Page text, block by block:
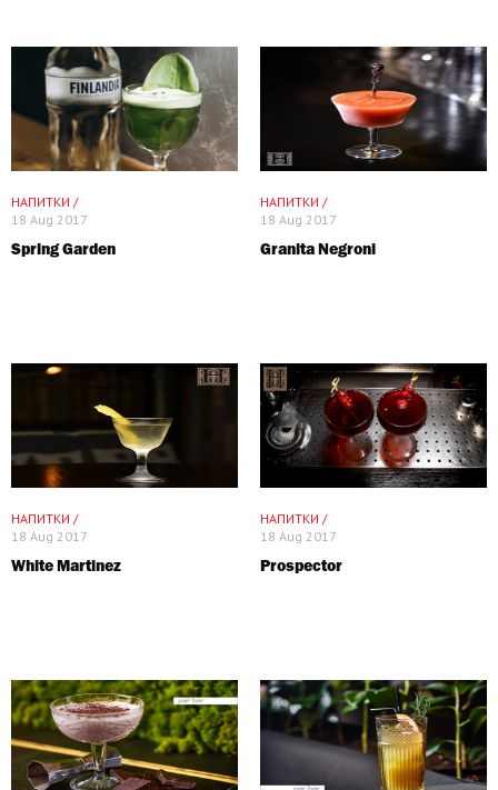
НАПИТКИ /
18 Aug 2017
Spring Garden
НАПИТКИ /
18 Aug 2017
Granita Negroni
НАПИТКИ /
18 Aug 2017
White Martinez
НАПИТКИ /
18 Aug 2017
Prospector